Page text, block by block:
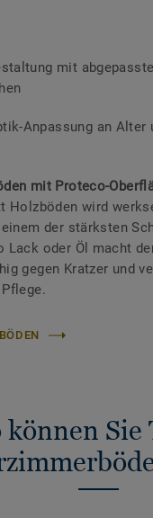
mit
Anpassung an Alter
mit Proteco-
Holzböden wird
der stärksten
Lack oder Öl macht
gegen Kratzer und
können Sie